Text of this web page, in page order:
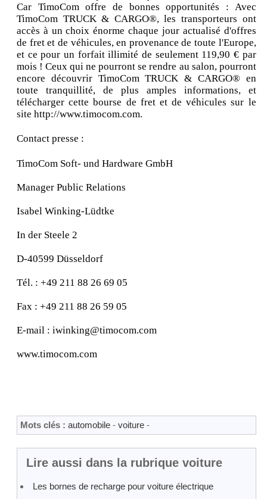
Car TimoCom offre de bonnes opportunités : Avec
TimoCom TRUCK & CARGO®, les transporteurs ont
accès à un choix énorme chaque jour actualisé d'offres
de fret et de véhicules, en provenance de toute l'Europe,
et ce pour un forfait illimité de seulement 119,90 € par
mois ! Ceux qui ne pourront se rendre au salon, pourront
encore découvrir TimoCom TRUCK & CARGO® en
toute tranquillité, de plus amples informations, et
télécharger cette bourse de fret et de véhicules sur le
site http://www.timocom.com.
Contact presse :
TimoCom Soft- und Hardware GmbH
Manager Public Relations
Isabel Winking-Lüdtke
In der Steele 2
D-40599 Düsseldorf
Tél. : +49 211 88 26 69 05
Fax : +49 211 88 26 59 05
E-mail : iwinking@timocom.com
www.timocom.com
Mots clés : automobile - voiture -
Lire aussi dans la rubrique voiture
Les bornes de recharge pour voiture électrique